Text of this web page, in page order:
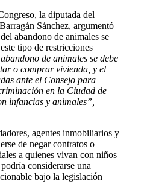
la diputada del
Sánchez, argumentó
abandono de animales se
tipo de restricciones
de animales se debe
o comprar vivienda, y el
ante el Consejo para
en la Ciudad de
infancias y animales”,
agentes inmobiliarios y
de negar contratos o
a quienes vivan con niños
considerarse una
bajo la legislación